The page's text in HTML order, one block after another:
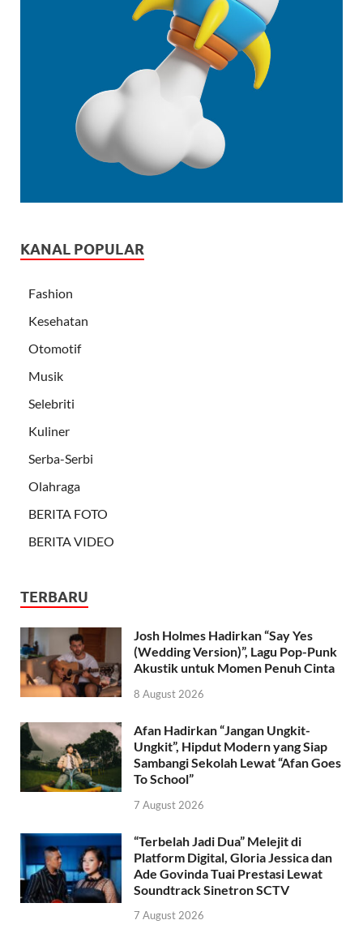
KANAL POPULAR
Fashion
Kesehatan
Otomotif
Musik
Selebriti
Kuliner
Serba-Serbi
Olahraga
BERITA FOTO
BERITA VIDEO
TERBARU
Josh Holmes Hadirkan “Say Yes
(Wedding Version)”, Lagu Pop-Punk
Akustik untuk Momen Penuh Cinta
8 August 2026
Afan Hadirkan “Jangan Ungkit-
Ungkit”, Hipdut Modern yang Siap
Sambangi Sekolah Lewat “Afan Goes
To School”
7 August 2026
“Terbelah Jadi Dua” Melejit di
Platform Digital, Gloria Jessica dan
Ade Govinda Tuai Prestasi Lewat
Soundtrack Sinetron SCTV
7 August 2026